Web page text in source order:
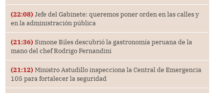
(22:08) Jefe del Gabinete: queremos poner orden en las calles y
en la administración pública
(21:36) Simone Biles descubrió la gastronomía peruana de la
mano del chef Rodrigo Fernandini
(21:12) Ministro Astudillo inspecciona la Central de Emergencia
105 para fortalecer la seguridad